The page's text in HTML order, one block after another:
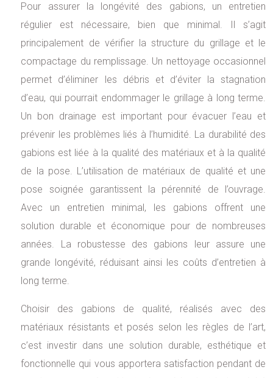
Pour assurer la longévité des gabions, un entretien
régulier est nécessaire, bien que minimal. Il s’agit
principalement de vérifier la structure du grillage et le
compactage du remplissage. Un nettoyage occasionnel
permet d’éliminer les débris et d’éviter la stagnation
d’eau, qui pourrait endommager le grillage à long terme.
Un bon drainage est important pour évacuer l’eau et
prévenir les problèmes liés à l’humidité. La durabilité des
gabions est liée à la qualité des matériaux et à la qualité
de la pose. L’utilisation de matériaux de qualité et une
pose soignée garantissent la pérennité de l’ouvrage.
Avec un entretien minimal, les gabions offrent une
solution durable et économique pour de nombreuses
années. La robustesse des gabions leur assure une
grande longévité, réduisant ainsi les coûts d’entretien à
long terme.
Choisir des gabions de qualité, réalisés avec des
matériaux résistants et posés selon les règles de l’art,
c’est investir dans une solution durable, esthétique et
fonctionnelle qui vous apportera satisfaction pendant de